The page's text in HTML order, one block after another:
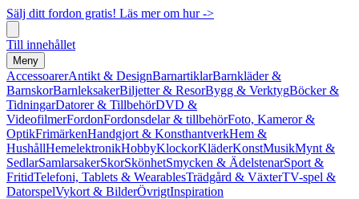
Sälj ditt fordon gratis! Läs mer om hur ->
Till innehållet
Meny
AccessoarerAntikt & DesignBarnartiklarBarnkläder &
BarnskorBarnleksakerBiljetter & ResorBygg & VerktygBöcker &
TidningarDatorer & TillbehörDVD &
VideofilmerFordonFordonsdelar & tillbehörFoto, Kameror &
OptikFrimärkenHandgjort & KonsthantverkHem &
HushållHemelektronikHobbyKlockorKläderKonstMusikMynt &
SedlarSamlarsakerSkorSkönhetSmycken & ÄdelstenarSport &
FritidTelefoni, Tablets & WearablesTrädgård & VäxterTV-spel &
DatorspelVykort & BilderÖvrigtInspiration